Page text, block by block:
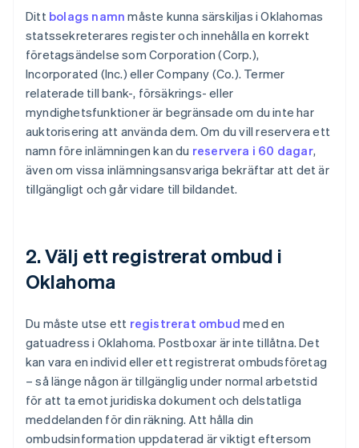
Ditt bolags namn måste kunna särskiljas i Oklahomas
statssekreterares register och innehålla en korrekt
företagsändelse som Corporation (Corp.),
Incorporated (Inc.) eller Company (Co.). Termer
relaterade till bank-, försäkrings- eller
myndighetsfunktioner är begränsade om du inte har
auktorisering att använda dem. Om du vill reservera ett
namn före inlämningen kan du reservera i 60 dagar,
även om vissa inlämningsansvariga bekräftar att det är
tillgängligt och går vidare till bildandet.
2. Välj ett registrerat ombud i
Oklahoma
Du måste utse ett registrerat ombud med en
gatuadress i Oklahoma. Postboxar är inte tillåtna. Det
kan vara en individ eller ett registrerat ombudsföretag
– så länge någon är tillgänglig under normal arbetstid
för att ta emot juridiska dokument och delstatliga
meddelanden för din räkning. Att hålla din
ombudsinformation uppdaterad är viktigt eftersom